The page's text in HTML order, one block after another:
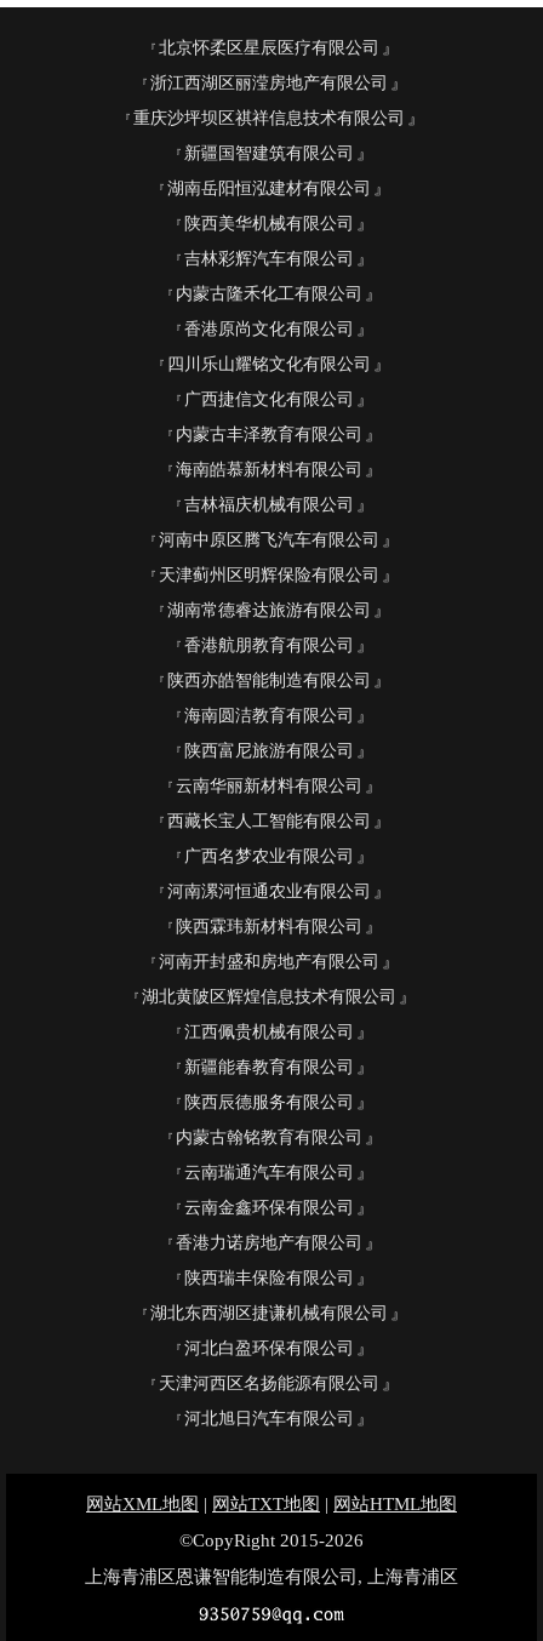
北京怀柔区星辰医疗有限公司
浙江西湖区丽滢房地产有限公司
重庆沙坪坝区祺祥信息技术有限公司
新疆国智建筑有限公司
湖南岳阳恒泓建材有限公司
陕西美华机械有限公司
吉林彩辉汽车有限公司
内蒙古隆禾化工有限公司
香港原尚文化有限公司
四川乐山耀铭文化有限公司
广西捷信文化有限公司
内蒙古丰泽教育有限公司
海南皓慕新材料有限公司
吉林福庆机械有限公司
河南中原区腾飞汽车有限公司
天津蓟州区明辉保险有限公司
湖南常德睿达旅游有限公司
香港航朋教育有限公司
陕西亦皓智能制造有限公司
海南圆洁教育有限公司
陕西富尼旅游有限公司
云南华丽新材料有限公司
西藏长宝人工智能有限公司
广西名梦农业有限公司
河南漯河恒通农业有限公司
陕西霖玮新材料有限公司
河南开封盛和房地产有限公司
湖北黄陂区辉煌信息技术有限公司
江西佩贵机械有限公司
新疆能春教育有限公司
陕西辰德服务有限公司
内蒙古翰铭教育有限公司
云南瑞通汽车有限公司
云南金鑫环保有限公司
香港力诺房地产有限公司
陕西瑞丰保险有限公司
湖北东西湖区捷谦机械有限公司
河北白盈环保有限公司
天津河西区名扬能源有限公司
河北旭日汽车有限公司
网站XML地图 | 网站TXT地图 | 网站HTML地图
©CopyRight 2015-2026
上海青浦区恩谦智能制造有限公司, 上海青浦区